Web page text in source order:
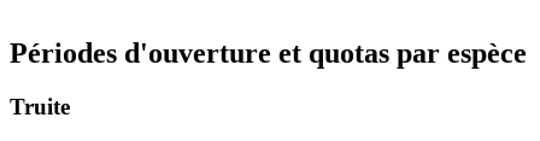
Périodes d'ouverture et quotas par espèce
Truite